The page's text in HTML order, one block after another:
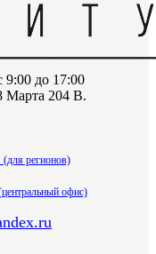
до 17:00
Марта 204 В.
(для регионов)
офис)